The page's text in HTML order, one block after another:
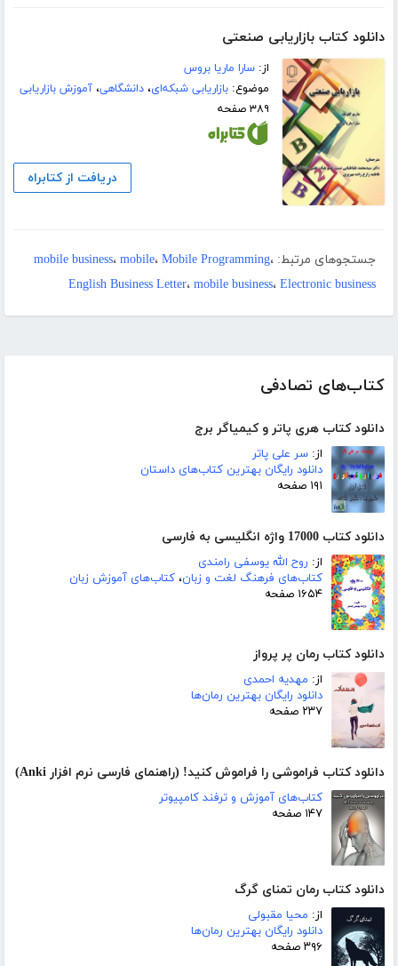
کتاب‌های تصادفی
دانلود کتاب هری پاتر و کیمیاگر برج
از: سر علی پاتر
دانلود رایگان بهترین کتاب‌های داستان
۱۹۱ صفحه
دانلود کتاب 17000 واژه انگلیسی به فارسی
از: روح الله یوسفی رامندی
کتاب‌های فرهنگ لغت و زبان، کتاب‌های آموزش زبان
۱۶۵۴ صفحه
دانلود کتاب رمان پر پرواز
از: مهدیه احمدی
دانلود رایگان بهترین رمان‌ها
۲۳۷ صفحه
دانلود کتاب فراموشی را فراموش کنید! (راهنمای فارسی نرم افزار Anki)
کتاب‌های آموزش و ترفند کامپیوتر
۱۴۷ صفحه
دانلود کتاب رمان تمنای گرگ
از: محیا مقبولی
دانلود رایگان بهترین رمان‌ها
۳۹۶ صفحه
دانلود کتاب بازاریابی صنعتی
از:سارا ماریا بروس
موضوع:بازاریابی شبکه‌ای،دانشگاهی،آموزش بازاریابی
۳۸۹ صفحه
دریافت از کتابراه
جستجوهای مرتبط: mobile business، mobile، Mobile Programming،
English Business Letter، mobile business، Electronic business